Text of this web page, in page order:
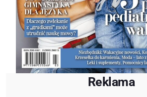
Reklama